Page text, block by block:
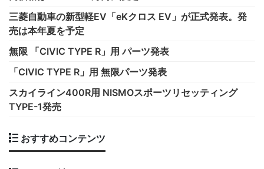
三菱自動車の新型軽EV「eKクロス EV」が正式発表。発
売は本年夏を予定
無限 「CIVIC TYPE R」用 パーツ発表
「CIVIC TYPE R」用 無限パーツ発表
スカイライン400R用 NISMOスポーツリセッティング
TYPE-1発売
おすすめコンテンツ